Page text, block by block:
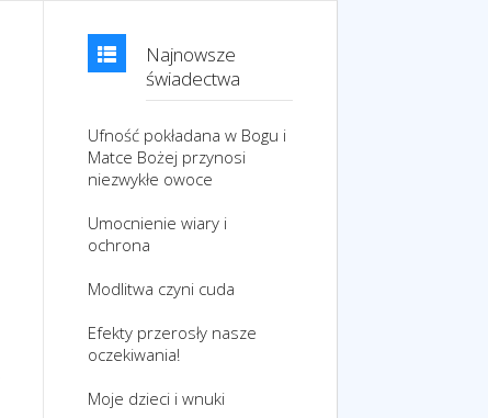
Najnowsze
świadectwa
Ufność pokładana w Bogu i
Matce Bożej przynosi
niezwykłe owoce
Umocnienie wiary i
ochrona
Modlitwa czyni cuda
Efekty przerosły nasze
oczekiwania!
Moje dzieci i wnuki